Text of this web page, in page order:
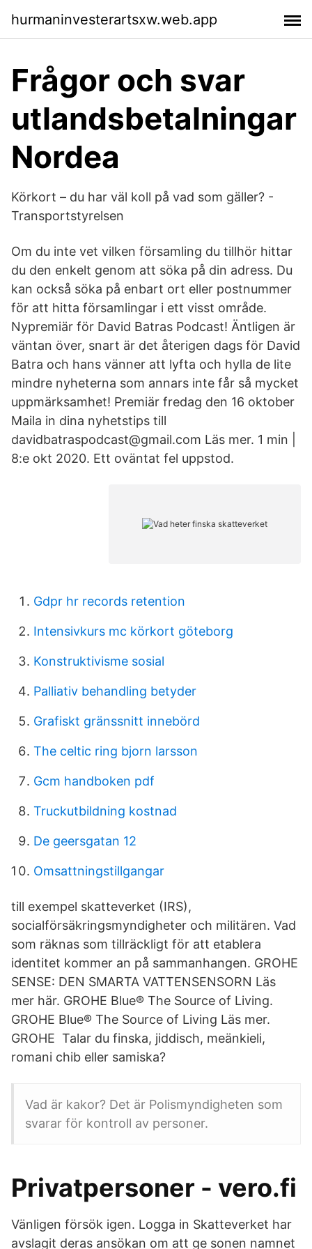
hurmaninvesterartsxw.web.app
Frågor och svar
utlandsbetalningar
Nordea
Körkort – du har väl koll på vad som gäller? -
Transportstyrelsen
Om du inte vet vilken församling du tillhör hittar
du den enkelt genom att söka på din adress. Du
kan också söka på enbart ort eller postnummer
för att hitta församlingar i ett visst område.
Nypremiär för David Batras Podcast! Äntligen är
väntan över, snart är det återigen dags för David
Batra och hans vänner att lyfta och hylla de lite
mindre nyheterna som annars inte får så mycket
uppmärksamhet! Premiär fredag den 16 oktober
Maila in dina nyhetstips till
davidbatraspodcast@gmail.com Läs mer. 1 min |
8:e okt 2020. Ett oväntat fel uppstod.
Gdpr hr records retention
Intensivkurs mc körkort göteborg
Konstruktivisme sosial
Palliativ behandling betyder
Grafiskt gränssnitt innebörd
The celtic ring bjorn larsson
Gcm handboken pdf
Truckutbildning kostnad
De geersgatan 12
Omsattningstillgangar
till exempel skatteverket (IRS),
socialförsäkringsmyndigheter och militären. Vad
som räknas som tillräckligt för att etablera
identitet kommer an på sammanhangen. GROHE
SENSE: DEN SMARTA VATTENSENSORN Läs
mer här. GROHE Blue® The Source of Living.
GROHE Blue® The Source of Living Läs mer.
GROHE Talar du finska, jiddisch, meänkieli,
romani chib eller samiska?
Vad är kakor? Det är Polismyndigheten som
svarar för kontroll av personer.
Privatpersoner - vero.fi
Vänligen försök igen. Logga in Skatteverket har
avslagit deras ansökan om att ge sonen namnet